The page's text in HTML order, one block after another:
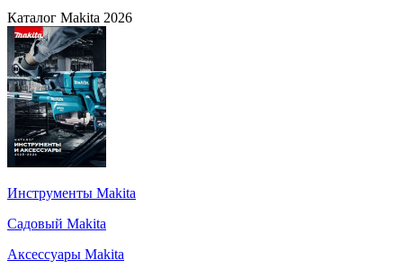
Каталог Makita 2026
Инструменты Makita
Садовый Makita
Аксессуары Makita